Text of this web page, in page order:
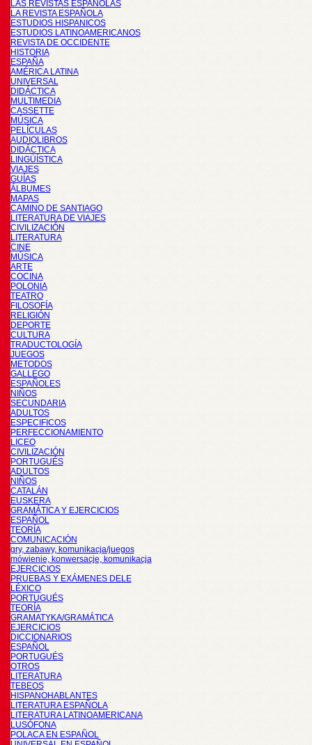
LAS REVISTAS ESPANOLAS
LA REVISTA ESPAÑOLA
ESTUDIOS HISPANICOS
ESTUDIOS LATINOAMERICANOS
REVISTA DE OCCIDENTE
HISTORIA
ESPAÑA
AMÉRICA LATINA
UNIVERSAL
DIDÁCTICA
MULTIMEDIA
CASSETTE
MÚSICA
PELÍCULAS
AUDIOLIBROS
DIDÁCTICA
LINGÜÍSTICA
VIAJES
GUÍAS
ÁLBUMES
MAPAS
CAMINO DE SANTIAGO
LITERATURA DE VIAJES
CIVILIZACIÓN
LITERATURA
CINE
MÚSICA
ARTE
COCINA
POLONIA
TEATRO
FILOSOFÍA
RELIGIÓN
DEPORTE
CULTURA
TRADUCTOLOGÍA
JUEGOS
METODOS
GALLEGO
ESPAÑOLES
NIÑOS
SECUNDARIA
ADULTOS
ESPECIFICOS
PERFECCIONAMIENTO
LICEO
CIVILIZACIÓN
PORTUGUÉS
ADULTOS
NIÑOS
CATALÁN
EUSKERA
GRAMÁTICA Y EJERCICIOS
ESPAÑOL
TEORÍA
COMUNICACIÓN
gry, zabawy, komunikacja/juegos
mówienie, konwersacje, komunikacja
EJERCICIOS
PRUEBAS Y EXÁMENES DELE
LÉXICO
PORTUGUÉS
TEORÍA
GRAMATYKA/GRAMÁTICA
EJERCICIOS
DICCIONARIOS
ESPAÑOL
PORTUGUÉS
OTROS
LITERATURA
TEBEOS
HISPANOHABLANTES
LITERATURA ESPAÑOLA
LITERATURA LATINOAMERICANA
LUSÓFONA
POLACA EN ESPAÑOL